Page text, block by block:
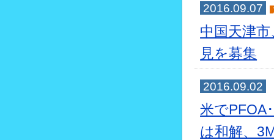
2016.09.07
中国天津
見を募集
2016.09.02
米でPFOA
は和解、